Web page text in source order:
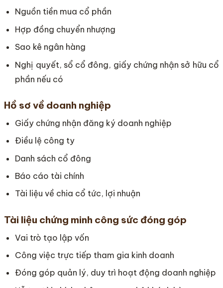
Nguồn tiền mua cổ phần
Hợp đồng chuyển nhượng
Sao kê ngân hàng
Nghị quyết, sổ cổ đông, giấy chứng nhận sở hữu cổ
phần nếu có
Hồ sơ về doanh nghiệp
Giấy chứng nhận đăng ký doanh nghiệp
Điều lệ công ty
Danh sách cổ đông
Báo cáo tài chính
Tài liệu về chia cổ tức, lợi nhuận
Tài liệu chứng minh công sức đóng góp
Vai trò tạo lập vốn
Công việc trực tiếp tham gia kinh doanh
Đóng góp quản lý, duy trì hoạt động doanh nghiệp